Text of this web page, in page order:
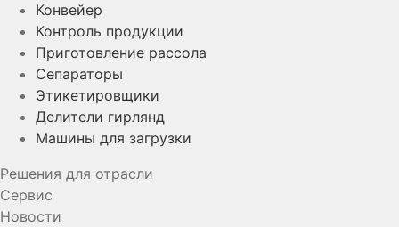
Конвейер
Контроль продукции
Приготовление рассола
Сепараторы
Этикетировщики
Делители гирлянд
Машины для загрузки
Решения для отрасли
Сервис
Новости